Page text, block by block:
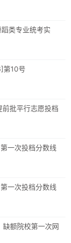
类专业统考实
第10号
前批平行志愿投档
一次投档分数线
一次投档分数线
额院校第一次网